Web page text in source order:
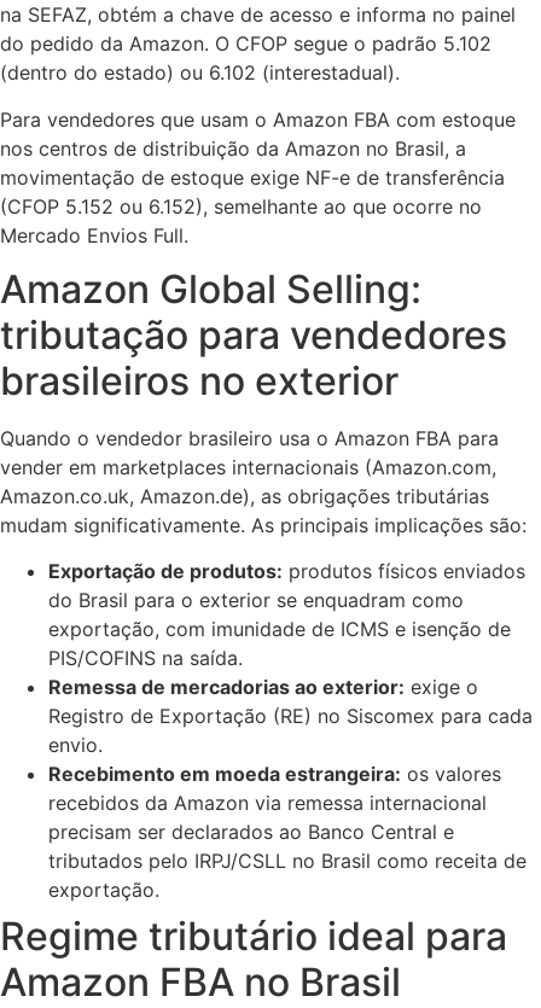
na SEFAZ, obtém a chave de acesso e informa no painel
do pedido da Amazon. O CFOP segue o padrão 5.102
(dentro do estado) ou 6.102 (interestadual).
Para vendedores que usam o Amazon FBA com estoque
nos centros de distribuição da Amazon no Brasil, a
movimentação de estoque exige NF-e de transferência
(CFOP 5.152 ou 6.152), semelhante ao que ocorre no
Mercado Envios Full.
Amazon Global Selling:
tributação para vendedores
brasileiros no exterior
Quando o vendedor brasileiro usa o Amazon FBA para
vender em marketplaces internacionais (Amazon.com,
Amazon.co.uk, Amazon.de), as obrigações tributárias
mudam significativamente. As principais implicações são:
Exportação de produtos: produtos físicos enviados
do Brasil para o exterior se enquadram como
exportação, com imunidade de ICMS e isenção de
PIS/COFINS na saída.
Remessa de mercadorias ao exterior: exige o
Registro de Exportação (RE) no Siscomex para cada
envio.
Recebimento em moeda estrangeira: os valores
recebidos da Amazon via remessa internacional
precisam ser declarados ao Banco Central e
tributados pelo IRPJ/CSLL no Brasil como receita de
exportação.
Regime tributário ideal para
Amazon FBA no Brasil